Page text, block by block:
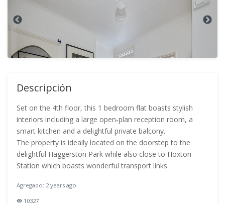
Descripción
Set on the 4th floor, this 1 bedroom flat boasts stylish
interiors including a large open-plan reception room, a
smart kitchen and a delightful private balcony.
The property is ideally located on the doorstep to the
delightful Haggerston Park while also close to Hoxton
Station which boasts wonderful transport links.
Agregado: 2 years ago
10327